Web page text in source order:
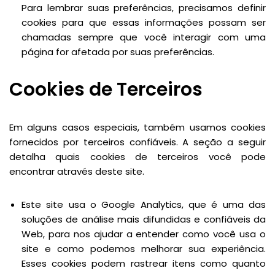
Para lembrar suas preferências, precisamos definir
cookies para que essas informações possam ser
chamadas sempre que você interagir com uma
página for afetada por suas preferências.
Cookies de Terceiros
Em alguns casos especiais, também usamos cookies
fornecidos por terceiros confiáveis. A seção a seguir
detalha quais cookies de terceiros você pode
encontrar através deste site.
Este site usa o Google Analytics, que é uma das
soluções de análise mais difundidas e confiáveis da
Web, para nos ajudar a entender como você usa o
site e como podemos melhorar sua experiência.
Esses cookies podem rastrear itens como quanto